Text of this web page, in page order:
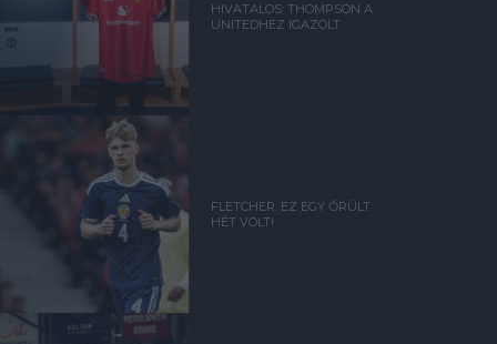
HIVATALOS: THOMPSON A
UNITEDHEZ IGAZOLT
FLETCHER: EZ EGY ŐRÜLT
HÉT VOLT!